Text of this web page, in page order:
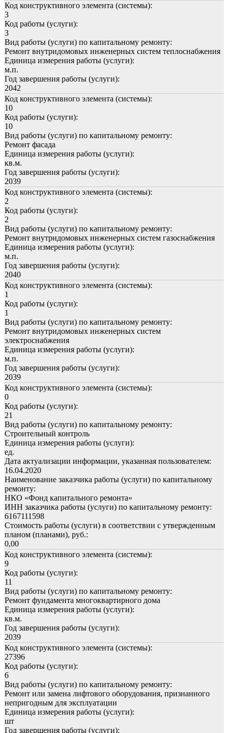
Код конструктивного элемента (системы):
3
Код работы (услуги):
3
Вид работы (услуги) по капитальному ремонту:
Ремонт внутридомовых инженерных систем теплоснабжения
Единица измерения работы (услуги):
м.п.
Год завершения работы (услуги):
2042
Код конструктивного элемента (системы):
10
Код работы (услуги):
10
Вид работы (услуги) по капитальному ремонту:
Ремонт фасада
Единица измерения работы (услуги):
кв.м.
Год завершения работы (услуги):
2039
Код конструктивного элемента (системы):
2
Код работы (услуги):
2
Вид работы (услуги) по капитальному ремонту:
Ремонт внутридомовых инженерных систем газоснабжения
Единица измерения работы (услуги):
м.п.
Год завершения работы (услуги):
2040
Код конструктивного элемента (системы):
1
Код работы (услуги):
1
Вид работы (услуги) по капитальному ремонту:
Ремонт внутридомовых инженерных систем
электроснабжения
Единица измерения работы (услуги):
м.п.
Год завершения работы (услуги):
2039
Код конструктивного элемента (системы):
0
Код работы (услуги):
21
Вид работы (услуги) по капитальному ремонту:
Строительный контроль
Единица измерения работы (услуги):
ед.
Дата актуализации информации, указанная пользователем:
16.04.2020
Наименование заказчика работы (услуги) по капитальному
ремонту:
НКО «Фонд капитального ремонта»
ИНН заказчика работы (услуги) по капитальному ремонту:
6167111598
Стоимость работы (услуги) в соответствии с утвержденным
планом (планами), руб.:
0,00
Код конструктивного элемента (системы):
9
Код работы (услуги):
11
Вид работы (услуги) по капитальному ремонту:
Ремонт фундамента многоквартирного дома
Единица измерения работы (услуги):
кв.м.
Год завершения работы (услуги):
2039
Код конструктивного элемента (системы):
27396
Код работы (услуги):
6
Вид работы (услуги) по капитальному ремонту:
Ремонт или замена лифтового оборудования, признанного
непригодным для эксплуатации
Единица измерения работы (услуги):
шт
Год завершения работы (услуги):